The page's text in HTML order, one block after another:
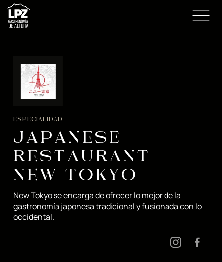
ESPECIALIDAD
JAPANESE
RESTAURANT
NEW TOKYO
New Tokyo se encarga de ofrecer lo mejor de la
gastronomía japonesa tradicional y fusionada con lo
occidental.